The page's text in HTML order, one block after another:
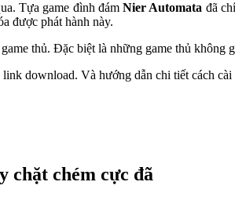
Tựa game đình đámNier Automata đã
được phát hành này.
thủ. Đặc biệt là những game thủ không
download. Và hướng dẫn chi tiết cách
chặt chém cực đã